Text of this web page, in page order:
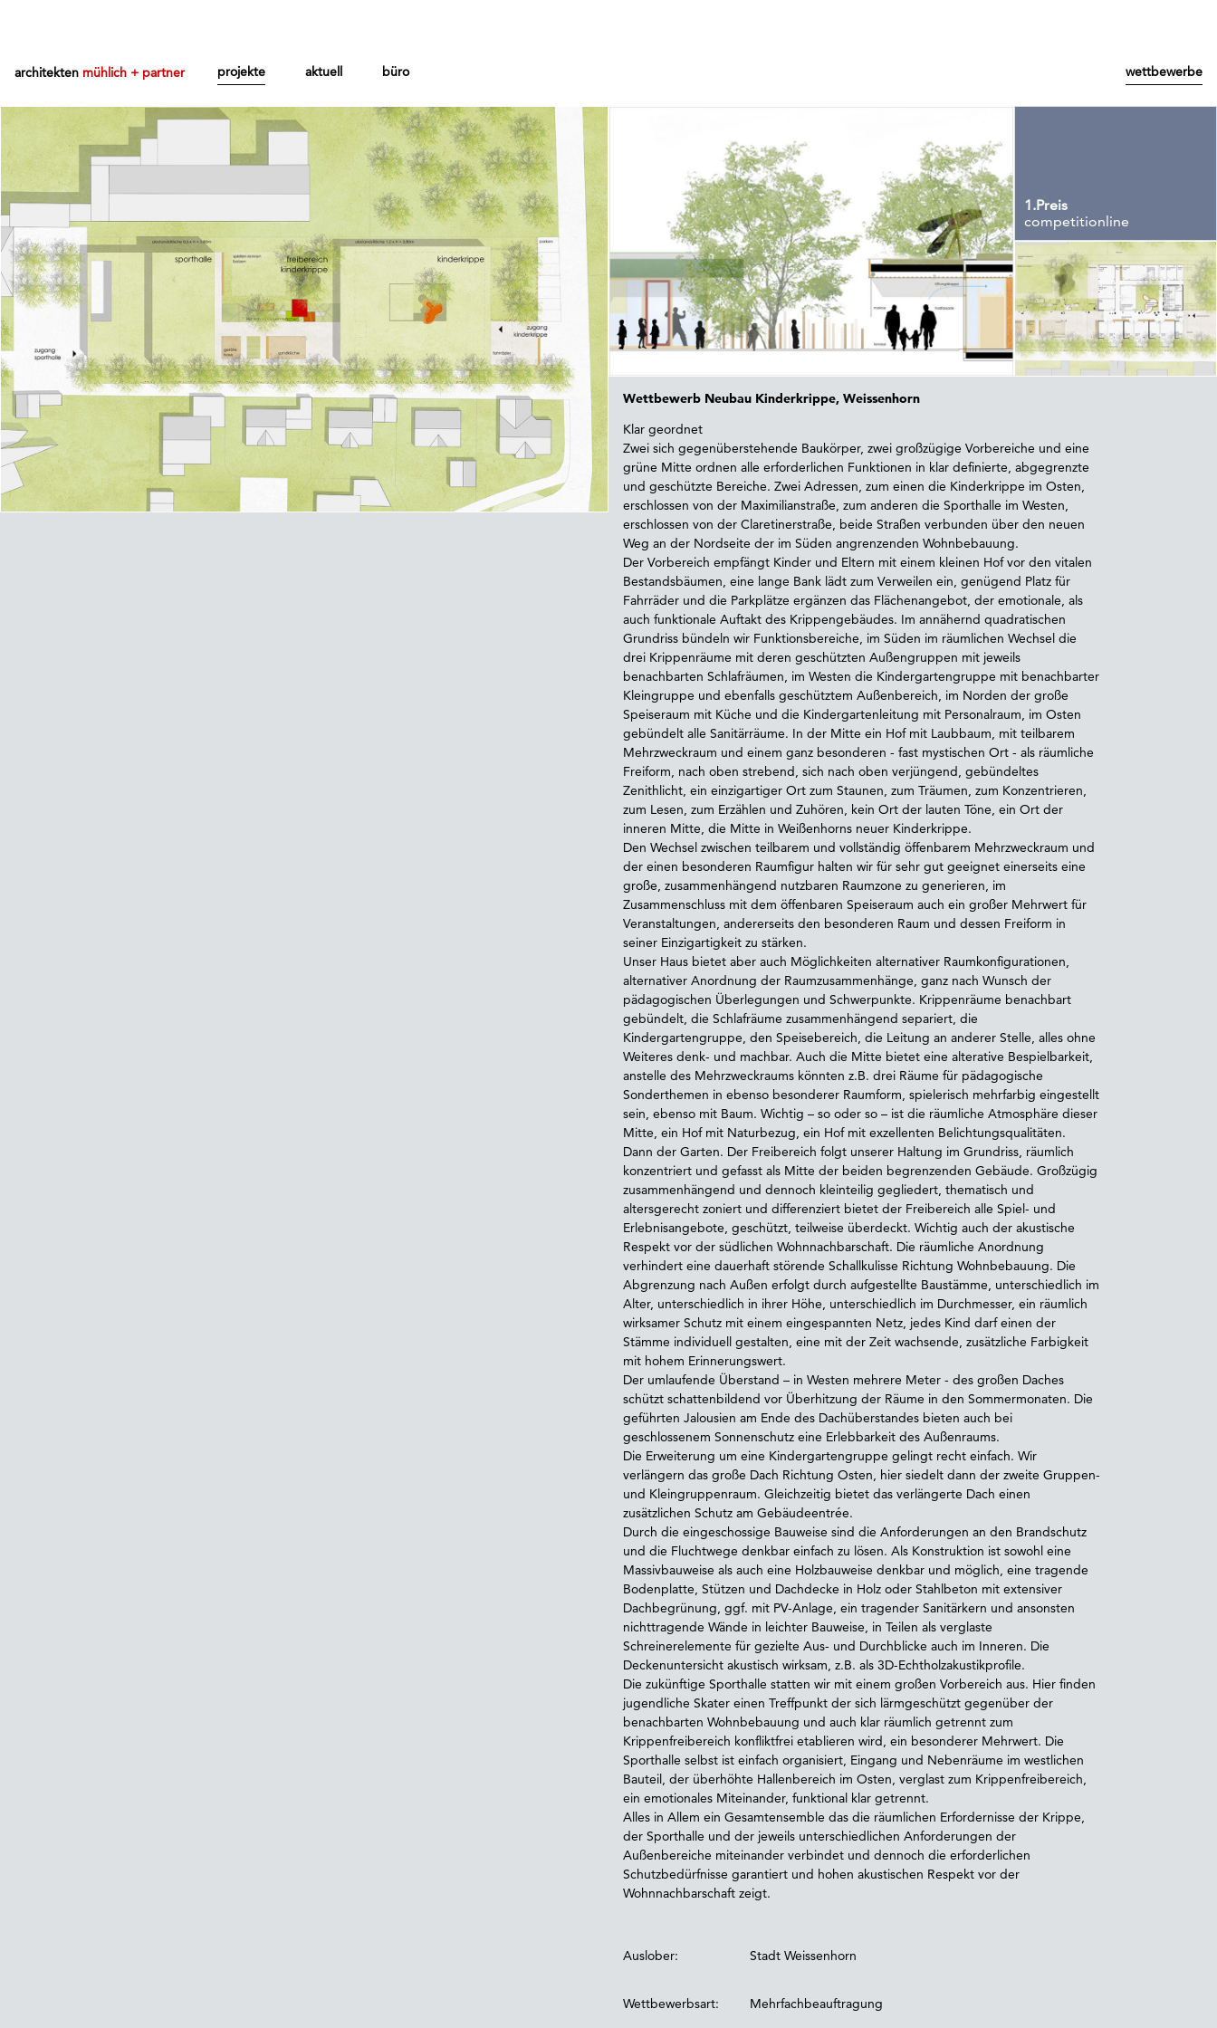
architekten mühlich + partner projekte aktuell büro wettbewerbe
1.Preis
competitionline
Wettbewerb Neubau Kinderkrippe, Weissenhorn
Klar geordnet
Zwei sich gegenüberstehende Baukörper, zwei großzügige Vorbereiche und eine
grüne Mitte ordnen alle erforderlichen Funktionen in klar definierte, abgegrenzte
und geschützte Bereiche. Zwei Adressen, zum einen die Kinderkrippe im Osten,
erschlossen von der Maximilianstraße, zum anderen die Sporthalle im Westen,
erschlossen von der Claretinerstraße, beide Straßen verbunden über den neuen
Weg an der Nordseite der im Süden angrenzenden Wohnbebauung.
Der Vorbereich empfängt Kinder und Eltern mit einem kleinen Hof vor den vitalen
Bestandsbäumen, eine lange Bank lädt zum Verweilen ein, genügend Platz für
Fahrräder und die Parkplätze ergänzen das Flächenangebot, der emotionale, als
auch funktionale Auftakt des Krippengebäudes. Im annähernd quadratischen
Grundriss bündeln wir Funktionsbereiche, im Süden im räumlichen Wechsel die
drei Krippenräume mit deren geschützten Außengruppen mit jeweils
benachbarten Schlafräumen, im Westen die Kindergartengruppe mit benachbarter
Kleingruppe und ebenfalls geschütztem Außenbereich, im Norden der große
Speiseraum mit Küche und die Kindergartenleitung mit Personalraum, im Osten
gebündelt alle Sanitärräume. In der Mitte ein Hof mit Laubbaum, mit teilbarem
Mehrzweckraum und einem ganz besonderen - fast mystischen Ort - als räumliche
Freiform, nach oben strebend, sich nach oben verjüngend, gebündeltes
Zenithlicht, ein einzigartiger Ort zum Staunen, zum Träumen, zum Konzentrieren,
zum Lesen, zum Erzählen und Zuhören, kein Ort der lauten Töne, ein Ort der
inneren Mitte, die Mitte in Weißenhorns neuer Kinderkrippe.
Den Wechsel zwischen teilbarem und vollständig öffenbarem Mehrzweckraum und
der einen besonderen Raumfigur halten wir für sehr gut geeignet einerseits eine
große, zusammenhängend nutzbaren Raumzone zu generieren, im
Zusammenschluss mit dem öffenbaren Speiseraum auch ein großer Mehrwert für
Veranstaltungen, andererseits den besonderen Raum und dessen Freiform in
seiner Einzigartigkeit zu stärken.
Unser Haus bietet aber auch Möglichkeiten alternativer Raumkonfigurationen,
alternativer Anordnung der Raumzusammenhänge, ganz nach Wunsch der
pädagogischen Überlegungen und Schwerpunkte. Krippenräume benachbart
gebündelt, die Schlafräume zusammenhängend separiert, die
Kindergartengruppe, den Speisebereich, die Leitung an anderer Stelle, alles ohne
Weiteres denk- und machbar. Auch die Mitte bietet eine alterative Bespielbarkeit,
anstelle des Mehrzweckraums könnten z.B. drei Räume für pädagogische
Sonderthemen in ebenso besonderer Raumform, spielerisch mehrfarbig eingestellt
sein, ebenso mit Baum. Wichtig – so oder so – ist die räumliche Atmosphäre dieser
Mitte, ein Hof mit Naturbezug, ein Hof mit exzellenten Belichtungsqualitäten.
Dann der Garten. Der Freibereich folgt unserer Haltung im Grundriss, räumlich
konzentriert und gefasst als Mitte der beiden begrenzenden Gebäude. Großzügig
zusammenhängend und dennoch kleinteilig gegliedert, thematisch und
altersgerecht zoniert und differenziert bietet der Freibereich alle Spiel- und
Erlebnisangebote, geschützt, teilweise überdeckt. Wichtig auch der akustische
Respekt vor der südlichen Wohnnachbarschaft. Die räumliche Anordnung
verhindert eine dauerhaft störende Schallkulisse Richtung Wohnbebauung. Die
Abgrenzung nach Außen erfolgt durch aufgestellte Baustämme, unterschiedlich im
Alter, unterschiedlich in ihrer Höhe, unterschiedlich im Durchmesser, ein räumlich
wirksamer Schutz mit einem eingespannten Netz, jedes Kind darf einen der
Stämme individuell gestalten, eine mit der Zeit wachsende, zusätzliche Farbigkeit
mit hohem Erinnerungswert.
Der umlaufende Überstand – in Westen mehrere Meter - des großen Daches
schützt schattenbildend vor Überhitzung der Räume in den Sommermonaten. Die
geführten Jalousien am Ende des Dachüberstandes bieten auch bei
geschlossenem Sonnenschutz eine Erlebbarkeit des Außenraums.
Die Erweiterung um eine Kindergartengruppe gelingt recht einfach. Wir
verlängern das große Dach Richtung Osten, hier siedelt dann der zweite Gruppen-
und Kleingruppenraum. Gleichzeitig bietet das verlängerte Dach einen
zusätzlichen Schutz am Gebäudeentrée.
Durch die eingeschossige Bauweise sind die Anforderungen an den Brandschutz
und die Fluchtwege denkbar einfach zu lösen. Als Konstruktion ist sowohl eine
Massivbauweise als auch eine Holzbauweise denkbar und möglich, eine tragende
Bodenplatte, Stützen und Dachdecke in Holz oder Stahlbeton mit extensiver
Dachbegrünung, ggf. mit PV-Anlage, ein tragender Sanitärkern und ansonsten
nichttragende Wände in leichter Bauweise, in Teilen als verglaste
Schreinerelemente für gezielte Aus- und Durchblicke auch im Inneren. Die
Deckenuntersicht akustisch wirksam, z.B. als 3D-Echtholzakustikprofile.
Die zukünftige Sporthalle statten wir mit einem großen Vorbereich aus. Hier finden
jugendliche Skater einen Treffpunkt der sich lärmgeschützt gegenüber der
benachbarten Wohnbebauung und auch klar räumlich getrennt zum
Krippenfreibereich konfliktfrei etablieren wird, ein besonderer Mehrwert. Die
Sporthalle selbst ist einfach organisiert, Eingang und Nebenräume im westlichen
Bauteil, der überhöhte Hallenbereich im Osten, verglast zum Krippenfreibereich,
ein emotionales Miteinander, funktional klar getrennt.
Alles in Allem ein Gesamtensemble das die räumlichen Erfordernisse der Krippe,
der Sporthalle und der jeweils unterschiedlichen Anforderungen der
Außenbereiche miteinander verbindet und dennoch die erforderlichen
Schutzbedürfnisse garantiert und hohen akustischen Respekt vor der
Wohnnachbarschaft zeigt.
Auslober: Stadt Weissenhorn
Wettbewerbsart: Mehrfachbeauftragung